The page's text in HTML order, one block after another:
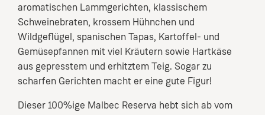
aromatischen Lammgerichten, klassischem
Schweinebraten, krossem Hühnchen und
Wildgeflügel, spanischen Tapas, Kartoffel- und
Gemüsepfannen mit viel Kräutern sowie Hartkäse
aus gepresstem und erhitztem Teig. Sogar zu
scharfen Gerichten macht er eine gute Figur!
Dieser 100%ige Malbec Reserva hebt sich ab vom